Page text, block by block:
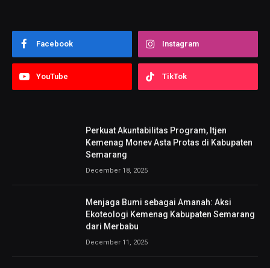
Facebook Instagram
YouTube TikTok
Perkuat Akuntabilitas Program, Itjen
Kemenag Monev Asta Protas di Kabupaten
Semarang
December 18, 2025
Menjaga Bumi sebagai Amanah: Aksi
Ekoteologi Kemenag Kabupaten Semarang
dari Merbabu
December 11, 2025